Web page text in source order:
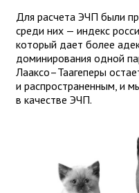
Для расчета ЭЧП были
среди них — индекс
который дает более
доминирования одной
Лааксо–Таагеперы
и распространенным, и
в качестве ЭЧП.